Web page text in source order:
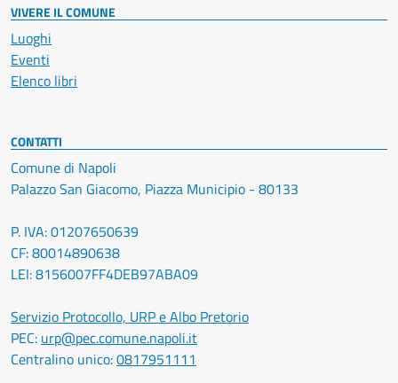
VIVERE IL COMUNE
Luoghi
Eventi
Elenco libri
CONTATTI
Comune di Napoli
Palazzo San Giacomo, Piazza Municipio - 80133
P. IVA: 01207650639
CF: 80014890638
LEI: 8156007FF4DEB97ABA09
Servizio Protocollo, URP e Albo Pretorio
PEC: urp@pec.comune.napoli.it
Centralino unico:0817951111